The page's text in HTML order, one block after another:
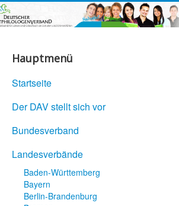
Hauptmenü
Startseite
Der DAV stellt sich vor
Bundesverband
Landesverbände
Baden-Württemberg
Bayern
Berlin-Brandenburg